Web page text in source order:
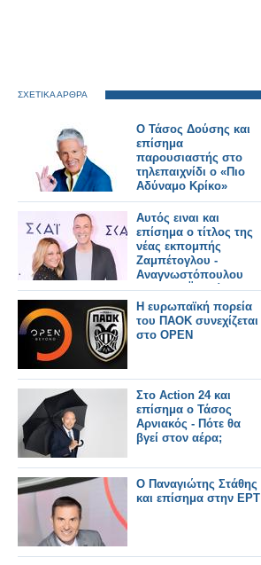
ΣΧΕΤΙΚΑ ΑΡΘΡΑ
Ο Τάσος Δούσης και
επίσημα
παρουσιαστής στο
τηλεπαιχνίδι ο «Πιο
Αδύναμο Κρίκο»
Αυτός ειναι και
επίσημα ο τίτλος της
νέας εκπομπής
Ζαμπέτογλου -
Αναγνωστόπουλου
στον ΣΚΑΪ - Δείτε το
τρειλερ
Η ευρωπαϊκή πορεία
του ΠΑΟΚ συνεχίζεται
στο OPEN
Στο Action 24 και
επίσημα ο Τάσος
Αρνιακός - Πότε θα
βγεί στον αέρα;
Ο Παναγιώτης Στάθης
και επίσημα στην ΕΡΤ